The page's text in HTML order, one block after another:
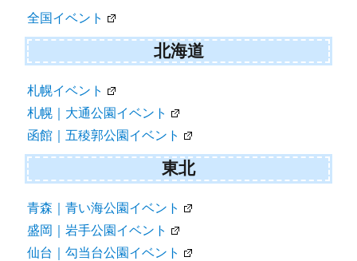
全国イベント
北海道
札幌イベント
札幌｜大通公園イベント
函館｜五稜郭公園イベント
東北
青森｜青い海公園イベント
盛岡｜岩手公園イベント
仙台｜勾当台公園イベント